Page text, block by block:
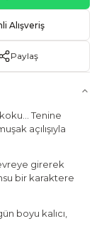
Alışveriş
Paylaş
koku… Tenine
açılışıyla
girerek
bir karaktere
boyu kalıcı,